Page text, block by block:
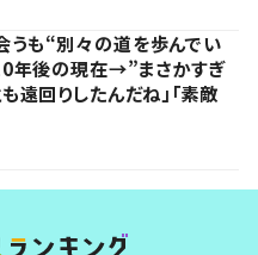
うも“別々の道を歩んでい
年後の現在→”まさかすぎ
遠回りしたんだね」「素敵